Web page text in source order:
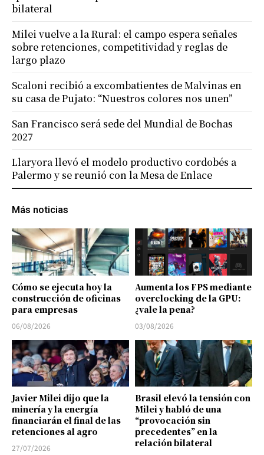
Más noticias
Cómo se ejecuta hoy la
construcción de oficinas
para empresas
06/08/2026
Aumenta los FPS mediante
overclocking de la GPU:
¿vale la pena?
03/08/2026
Javier Milei dijo que la
minería y la energía
financiarán el final de las
retenciones al agro
27/07/2026
Brasil elevó la tensión con
Milei y habló de una
“provocación sin
precedentes” en la
relación bilateral
bilateral
Milei vuelve a la Rural: el campo espera señales
sobre retenciones, competitividad y reglas de
largo plazo
Scaloni recibió a excombatientes de Malvinas en
su casa de Pujato: “Nuestros colores nos unen”
San Francisco será sede del Mundial de Bochas
2027
Llaryora llevó el modelo productivo cordobés a
Palermo y se reunió con la Mesa de Enlace